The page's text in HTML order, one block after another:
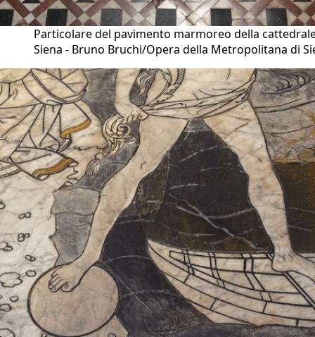
Particolare del pavimento marmoreo della
Siena - Bruno Bruchi/Opera della Metropolitana di